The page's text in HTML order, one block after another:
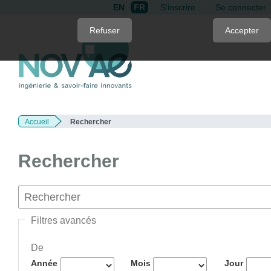
page
content
Navigation
Main
EN FR S'inscrire Se connecter
Accueil Rechercher
Rechercher
Filtres avancés
De
Année Mois Jour
Refuser Accepter